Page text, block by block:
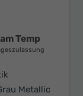
Temp
Metallic